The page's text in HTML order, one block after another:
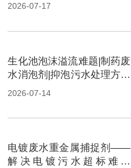
2026-07-17
生化池泡沫溢流难题|制药废
水消泡剂|抑泡污水处理方案
（图）
2026-07-14
电镀废水重金属捕捉剂——
解决电镀污水超标难题